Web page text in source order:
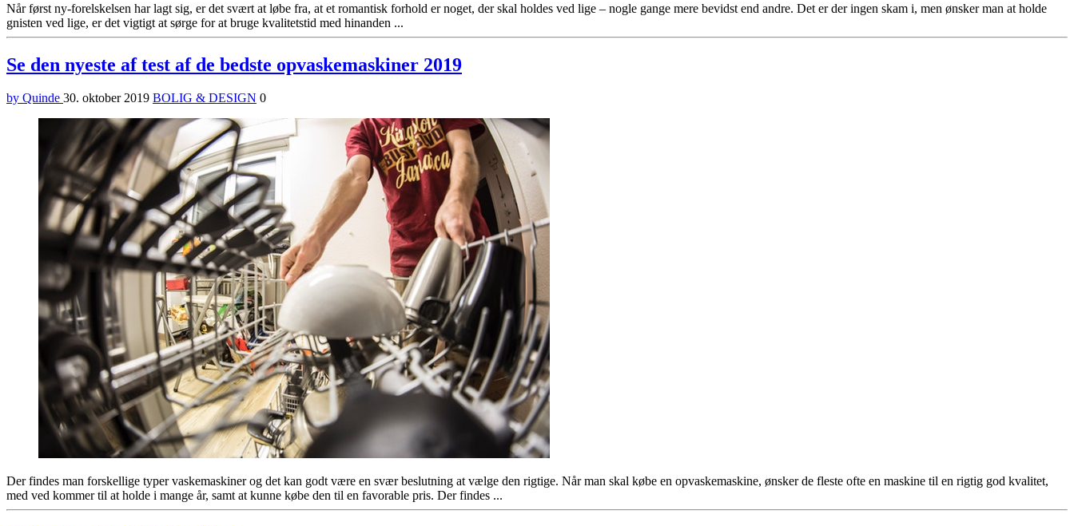
Når først ny-forelskelsen har lagt sig, er det svært at løbe fra, at et romantisk forhold er noget, der skal holdes ved lige – nogle gange mere bevidst end andre. Det er der ingen skam i, men ønsker man at holde
gnisten ved lige, er det vigtigt at sørge for at bruge kvalitetstid med hinanden ...
Se den nyeste af test af de bedste opvaskemaskiner 2019
by Quinde 30. oktober 2019 BOLIG & DESIGN 0
Der findes man forskellige typer vaskemaskiner og det kan godt være en svær beslutning at vælge den rigtige. Når man skal købe en opvaskemaskine, ønsker de fleste ofte en maskine til en rigtig god kvalitet,
med ved kommer til at holde i mange år, samt at kunne købe den til en favorable pris. Der findes ...